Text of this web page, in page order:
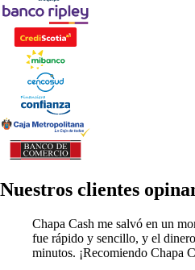
Nuestros clientes
Chapa Cash me salvó en un
fue rápido y sencillo, y el
minutos. ¡Recomiendo Chapa